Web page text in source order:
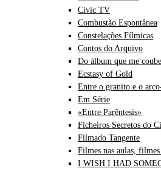
Civic TV
Combustão Espontânea
Constelações Fílmicas
Contos do Arquivo
Do álbum que me
Ecstasy of Gold
Entre o granito e o
Em Série
«Entre Parêntesis»
Ficheiros Secretos do
Filmado Tangente
Filmes nas aulas, filmes
I WISH I HAD